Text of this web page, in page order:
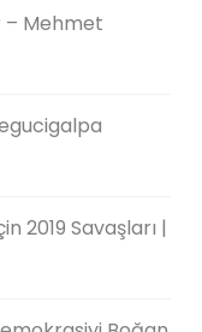
– Mehmet
2019 Savaşları |